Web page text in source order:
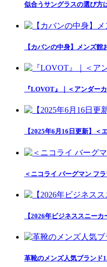
似合うサングラスの選び方
【カバンの中身】メンズ
『LOVOT』｜＜アンダー
【2025年6月16日更新】
＜ニコライ バーグマン フ
【2026年ビジネススニー
革靴のメンズ人気ブランド